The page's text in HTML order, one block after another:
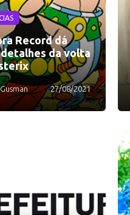
Record dá
da volta
27/08/2021